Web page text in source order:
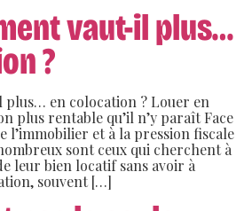
vaut-il plus…
?
en colocation ? Louer en
plus rentable qu’il n’y paraît Face
l’immobilier et à la pression fiscale
sont ceux qui cherchent à
leur bien locatif sans avoir à
souvent […]